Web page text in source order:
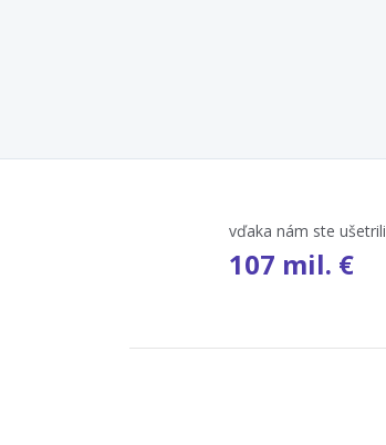
vďaka nám ste ušetrili
107 mil. €